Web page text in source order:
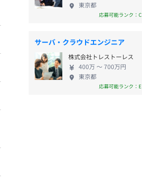
東京都
応募可能ランク：C
サーバ・クラウドエンジニア
株式会社トレストーレス
400万 〜 700万円
東京都
応募可能ランク：E